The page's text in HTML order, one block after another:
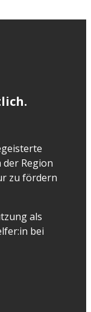
Region
zu fördern
als
bei